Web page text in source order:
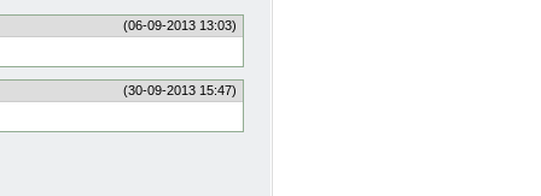
(06-09-2013 13:03)
(30-09-2013 15:47)